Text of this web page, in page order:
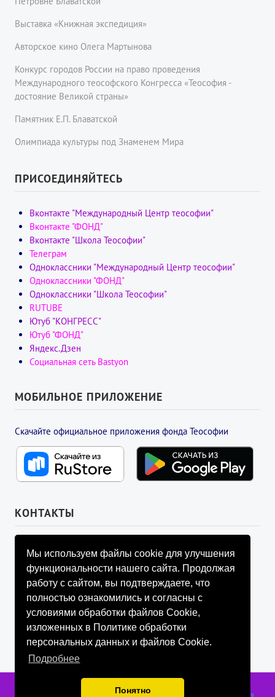
Мы используем файлы cookie для улучшения
функциональности нашего сайта. Продолжая
работу с сайтом, вы подтверждаете, что
полностью ознакомились и согласны с
условиями обработки файлов Cookie,
изложенных в Политике обработки
персональных данных и файлов Cookie.
Подробнее
Понятно
Выставка «Книжная экспедиция»
Авторское кино Олега Мартынова
Конкурс городов России на право проведения
Международного теософского Конгресса «Теософия -
достояние Великой страны»
Памятник Е.П. Блаватской
Олимпиада культуры под Знаменем Мира
ПРИСОЕДИНЯЙТЕСЬ
Вконтакте "Международный Центр теософии"
Вконтакте "ФОНД"
Вконтакте "Школа Теософии"
Телеграм
Одноклассники "Международный Центр теософии"
Одноклассники "ФОНД"
Одноклассники "Школа Теософии"
RUTUBE
Ютуб "КОНГРЕСС"
Ютуб "ФОНД"
Яндекс.Дзен
Социальная сеть Bastyon
МОБИЛЬНОЕ ПРИЛОЖЕНИЕ
Скачайте официальное приложения фонда Теософии
КОНТАКТЫ
УПРАВЛЯЮЩИЙ СОВЕТ ФОНДА
info@fondtheosophy.ru
+7 (926) 184-90-66
+7 (926) 910-92-77
+7 (962) 907-24-88
деятельности «ТЕОСОФИЯ», г. Санкт-Петербург, 2018-2026 гг.
Публичная